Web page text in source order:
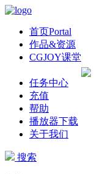
首页Portal
作品&资源
CGJOY课堂
任务中心
充值
帮助
播放器下载
关于我们
搜索